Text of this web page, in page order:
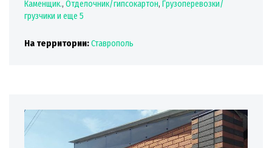
Каменщик., Отделочник/гипсокартон, Грузоперевозки/
грузчики и еще 5
На территории:Ставрополь